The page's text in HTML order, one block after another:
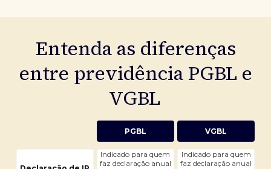
Entenda as diferenças
entre previdência PGBL e
VGBL
PGBL VGBL
Indicado para quem
faz declaração anual
Indicado para quem
faz declaração anual